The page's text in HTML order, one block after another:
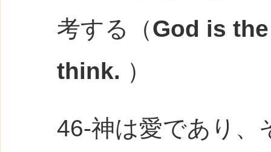
考する（God is
think. ）
46-神は愛であり、